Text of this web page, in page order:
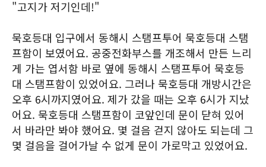
"고지가 저기인데!"
묵호등대 입구에서 동해시 스탬프투어 묵호등대 스탬
프함이 보였어요. 공중전화부스를 개조해서 만든 느리
게 가는 엽서함 바로 옆에 동해시 스탬프투어 묵호등
대 스탬프함이 있었어요. 그러나 묵호등대 개방시간은
오후 6시까지였어요. 제가 갔을 때는 오후 6시가 지났
어요. 묵호등대 스탬프함이 코앞인데 문이 닫혀 있어
서 바라만 봐야 했어요. 몇 걸음 걷지 않아도 되는데 그
몇 걸음을 걸어가날 수 없게 문이 가로막고 있었어요.